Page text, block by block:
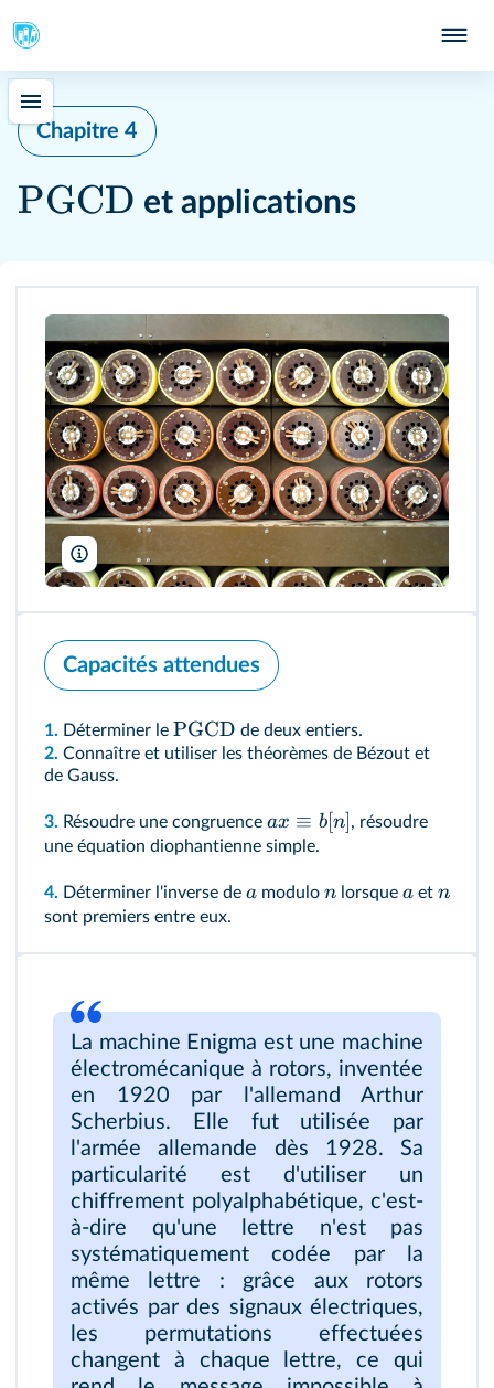
Chapitre 4
PGCD et applications
Louis Berk/Alamy
Capacités attendues
1. Déterminer le PGCD de deux entiers.
2. Connaître et utiliser les théorèmes de Bézout et
de Gauss.
3. Résoudre une congruence ax ≡ b[n], résoudre
une équation diophantienne simple.
4. Déterminer l'inverse de a modulo n lorsque a et n
sont premiers entre eux.
La machine Enigma est une machine
électromécanique à rotors, inventée
en 1920 par l'allemand Arthur
Scherbius. Elle fut utilisée par
l'armée allemande dès 1928. Sa
particularité est d'utiliser un
chiffrement polyalphabétique, c'est-
à-dire qu'une lettre n'est pas
systématiquement codée par la
même lettre : grâce aux rotors
activés par des signaux électriques,
les permutations effectuées
changent à chaque lettre, ce qui